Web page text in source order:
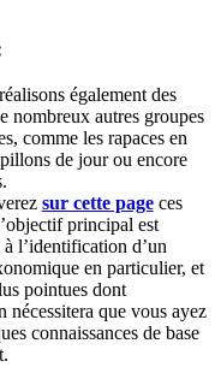
également des
nombreux autres groupes
comme les rapaces en
de jour ou encore
sur cette pageces
principal est
l’identification d’un
en particulier, et
pointues dont
nécessitera que vous ayez
connaissances de base